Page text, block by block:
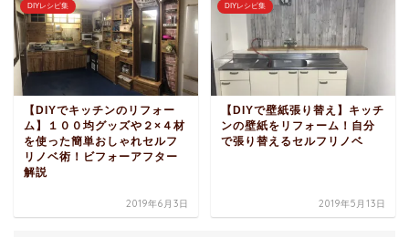
DIYレシピ集
【DIYでキッチンのリフォー
ム】１００均グッズや２×４材
を使った簡単おしゃれセルフ
リノベ術！ビフォーアフター
解説
2019年6月3日
DIYレシピ集
【DIYで壁紙張り替え】キッチ
ンの壁紙をリフォーム！自分
で張り替えるセルフリノベ
2019年5月13日